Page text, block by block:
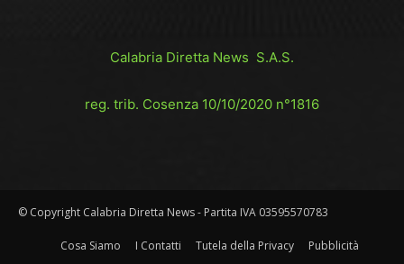
Calabria Diretta News S.A.S.
reg. trib. Cosenza 10/10/2020 n°1816
© Copyright Calabria Diretta News - Partita IVA 03595570783
Cosa Siamo I Contatti Tutela della Privacy Pubblicità